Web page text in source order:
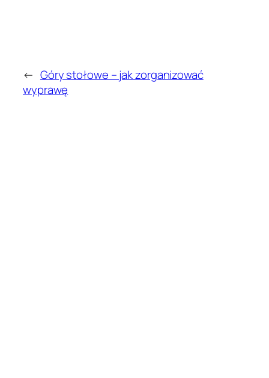
← Góry stołowe – jak zorganizować
wyprawę